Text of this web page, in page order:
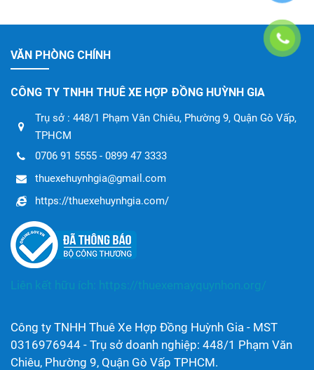
VĂN PHÒNG CHÍNH
CÔNG TY TNHH THUÊ XE HỢP ĐỒNG HUỲNH GIA
Trụ sở : 448/1 Phạm Văn Chiêu, Phường 9, Quận Gò Vấp,
TPHCM
0706 91 5555 - 0899 47 3333
thuexehuynhgia@gmail.com
https://thuexehuynhgia.com/
Liên kết hữu ích: https://thuexemayquynhon.org/
Công ty TNHH Thuê Xe Hợp Đồng Huỳnh Gia - MST
0316976944 - Trụ sở doanh nghiệp: 448/1 Phạm Văn
Chiêu, Phường 9, Quận Gò Vấp TPHCM.